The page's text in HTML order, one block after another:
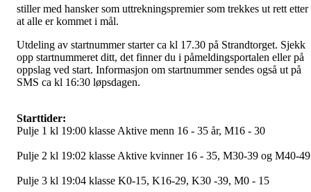
stiller med hansker som uttrekningspremier som trekkes ut rett etter
at alle er kommet i mål.
Utdeling av startnummer starter ca kl 17.30 på Strandtorget. Sjekk
opp startnummeret ditt, det finner du i påmeldingsportalen eller på
oppslag ved start. Informasjon om startnummer sendes også ut på
SMS ca kl 16:30 løpsdagen.
Starttider:
Pulje 1 kl 19:00 klasse Aktive menn 16 - 35 år, M16 - 30
Pulje 2 kl 19:02 klasse Aktive kvinner 16 - 35, M30-39 og M40-49
Pulje 3 kl 19:04 klasse K0-15, K16-29, K30 -39, M0 - 15